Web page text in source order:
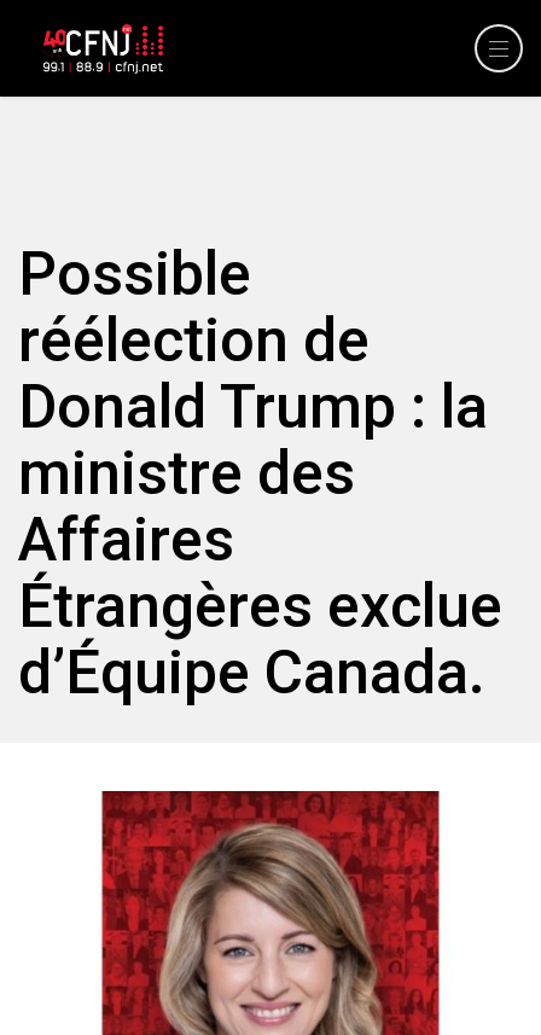
Possible
réélection de
Donald Trump : la
ministre des
Affaires
Étrangères exclue
d’Équipe Canada.